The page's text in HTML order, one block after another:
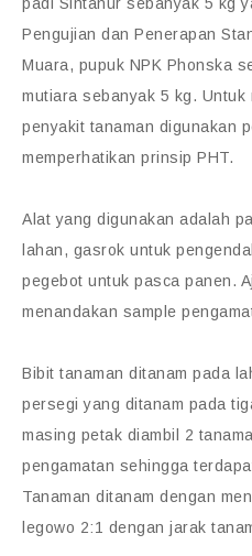
padi Sintanur sebanyak 5 kg
Pengujian dan Penerapan
Muara, pupuk NPK Phonska
mutiara sebanyak 5 kg. Untuk
penyakit tanaman digunakan
memperhatikan prinsip PHT.
Alat yang digunakan adalah
lahan, gasrok untuk
pegebot untuk pasca panen.
menandakan sample
Bibit tanaman ditanam pada
persegi yang ditanam pada
masing petak diambil 2
pengamatan sehingga
Tanaman ditanam dengan
legowo 2:1 dengan jarak